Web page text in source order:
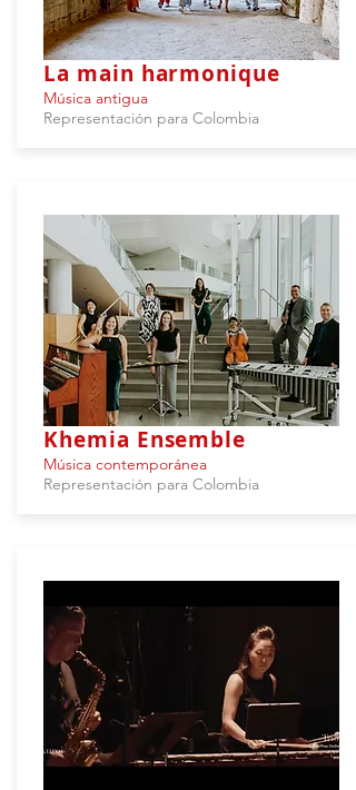
La main harmonique
Música antigua
Representación para Colombia
Khemia Ensemble
Música contemporánea
Representación para Colombia